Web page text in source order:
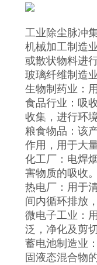
工业除尘脉冲
机械加工制造
或散状物料进
玻璃纤维制造
生物制药业：
食品行业：吸
收集，进行环
粮食物品：该
作用，用于大
化工厂：电焊
害物质的吸收
热电厂：用于
间内循环排放
微电子工业：
泛，净化及剪
蓄电池制造业
固液态混合物